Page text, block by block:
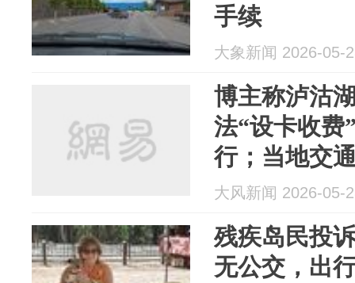
手续
大象新闻 2026-05-
博主称泸沽
法“设卡收费
行；当地交
续，路过扫
大风新闻 2026-05-
残疾岛民投
无公交，出